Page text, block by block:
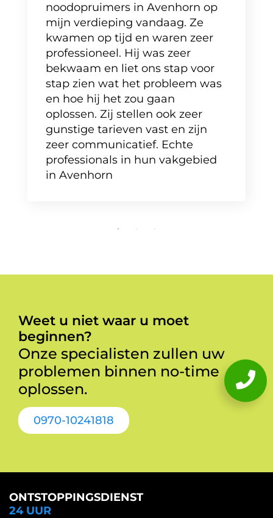
noodopruimers in Avenhorn op
mijn verdieping vandaag. Ze
kwamen op tijd en waren zeer
professioneel. Hij was zeer
bekwaam en liet ons stap voor
stap zien wat het probleem was
en hoe hij het zou gaan
oplossen. Zij stellen ook zeer
gunstige tarieven vast en zijn
zeer communicatief. Echte
professionals in hun vakgebied
in Avenhorn
Weet u niet waar u moet
beginnen?
Onze specialisten zullen uw
problemen binnen no-time
oplossen.
0970-10241818
ONTSTOPPINGSDIENST
24 UUR